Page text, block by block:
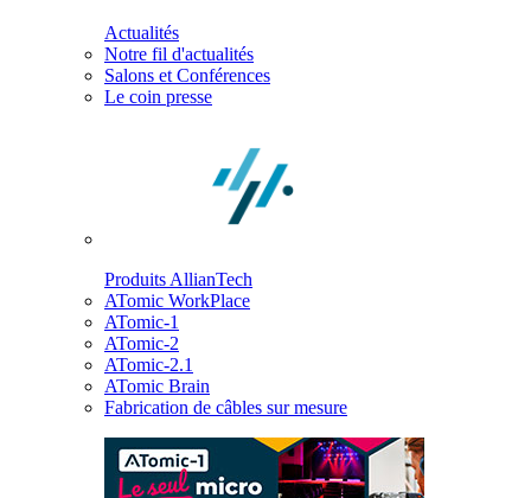
Actualités
Notre fil d'actualités
Salons et Conférences
Le coin presse
Produits AllianTech
ATomic WorkPlace
ATomic-1
ATomic-2
ATomic-2.1
ATomic Brain
Fabrication de câbles sur mesure